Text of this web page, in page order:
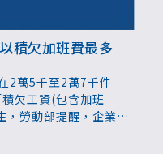
積欠加班費最多
2萬5千至2萬7千件
欠工資(包含加班
，勞動部提醒，企業應